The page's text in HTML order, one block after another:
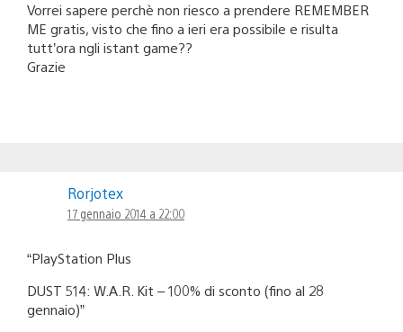
Vorrei sapere perchè non riesco a prendere REMEMBER
ME gratis, visto che fino a ieri era possibile e risulta
tutt’ora ngli istant game??
Grazie
Rorjotex
17 gennaio 2014 a 22:00
“PlayStation Plus
DUST 514: W.A.R. Kit – 100% di sconto (fino al 28
gennaio)”